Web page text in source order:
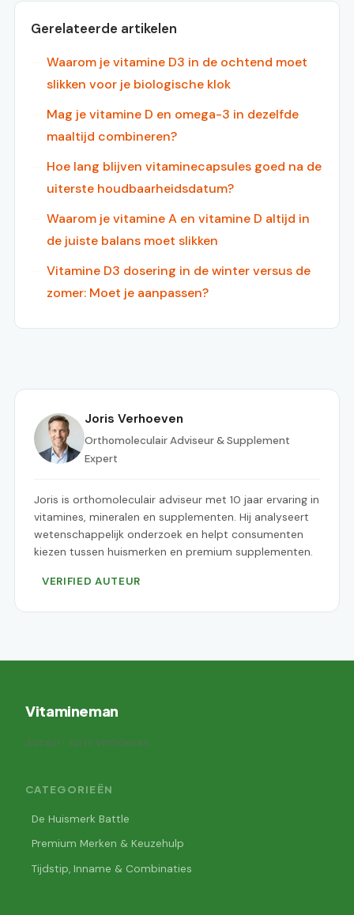
Gerelateerde artikelen
Waarom je vitamine D3 in de ochtend moet
slikken voor je biologische klok
Mag je vitamine D en omega-3 in dezelfde
maaltijd combineren?
Hoe lang blijven vitaminecapsules goed na de
uiterste houdbaarheidsdatum?
Waarom je vitamine A en vitamine D altijd in
de juiste balans moet slikken
Vitamine D3 dosering in de winter versus de
zomer: Moet je aanpassen?
Joris Verhoeven
Orthomoleculair Adviseur & Supplement
Expert
Joris is orthomoleculair adviseur met 10 jaar ervaring in
vitamines, mineralen en supplementen. Hij analyseert
wetenschappelijk onderzoek en helpt consumenten
kiezen tussen huismerken en premium supplementen.
VERIFIED AUTEUR
Vitamineman
Auteur: Joris Verhoeven
CATEGORIEËN
De Huismerk Battle
Premium Merken & Keuzehulp
Tijdstip, Inname & Combinaties